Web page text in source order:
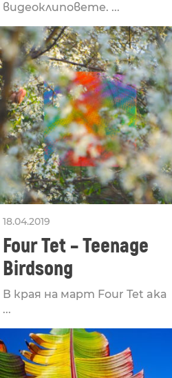
видеоклиповете. ...
18.04.2019
Four Tet – Teenage
Birdsong
В края на март Four Tet aka
...